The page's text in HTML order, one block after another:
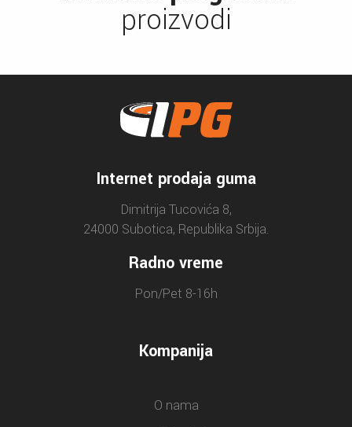
proizvodi
Internet prodaja guma
Dimitrija Tucovića 8,
24000 Subotica, Republika Srbija.
Radno vreme
Pon/Pet 8-16h
Kompanija
O nama